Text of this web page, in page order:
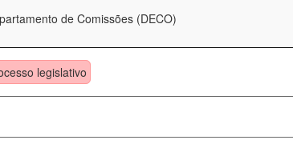
de Comissões (DECO)
legislativo